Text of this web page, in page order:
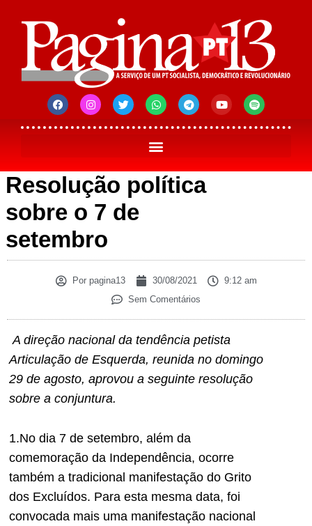
Resolução política
sobre o 7 de
setembro
Porpagina13 30/08/2021
9:12 am
Sem Comentários
A direção nacional da tendência petista
Articulação de Esquerda, reunida no domingo
29 de agosto, aprovou a seguinte resolução
sobre a conjuntura.
1.No dia 7 de setembro, além da
comemoração da Independência, ocorre
também a tradicional manifestação do Grito
dos Excluídos. Para esta mesma data, foi
convocada mais uma manifestação nacional